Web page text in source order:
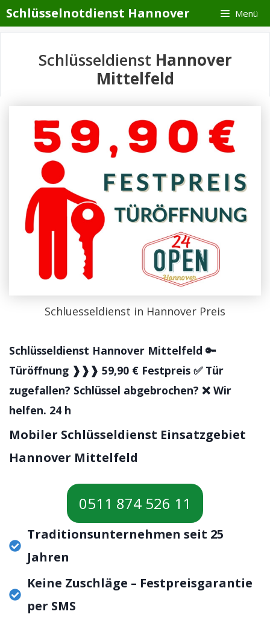
Zum
springen
Schlüsselnotdienst Hannover Menü
Schlüsseldienst Hannover
Mittelfeld
Schluesseldienst in Hannover Preis
Schlüsseldienst Hannover Mittelfeld 🔑
Türöffnung ❱❱❱ 59,90 € Festpreis ✅ Tür
zugefallen? Schlüssel abgebrochen? ❌ Wir
helfen. 24 h
Mobiler Schlüsseldienst Einsatzgebiet
Hannover Mittelfeld
0511 874 526 11
Traditionsunternehmen seit 25
Jahren
Keine Zuschläge – Festpreisgarantie
per SMS